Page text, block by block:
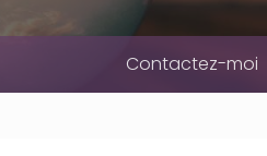
Contactez-moi